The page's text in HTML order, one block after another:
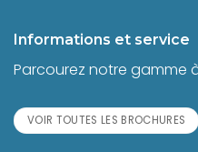
Informations et service
Parcourez notre gamme
VOIR TOUTES LES BROCHURES